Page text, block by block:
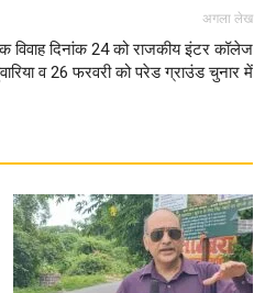
अगला लेख
विवाह दिनांक 24 को राजकीय इंटर कॉलेज
व 26 फरवरी को परेड ग्राउंड चुनार में